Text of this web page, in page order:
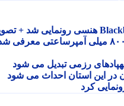
گوشی M8 Power پوکو با باتری ۸۰۰۰ میلی آمپرساعتی معرفی شد
رزمی تبدیل می شود
این استان احداث می شود